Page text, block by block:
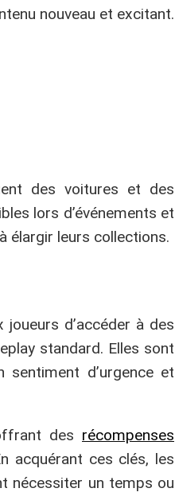
nouveau et excitant.
des voitures et des
lors d’événements et
élargir leurs collections.
d’accéder à des
standard. Elles sont
d’urgence et
des récompenses
acquérant ces clés, les
nécessiter un temps ou